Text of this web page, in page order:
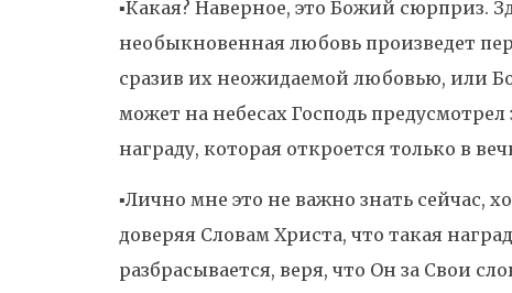
▪️Какая? Наверное, это Божий сюрприз.
необыкновенная любовь произведет
сразив их неожидаемой любовью, или
может на небесах Господь
награду, которая откроется только в
▪️Лично мне это не важно знать сейчас,
доверяя Словам Христа, что такая
разбрасывается, веря, что Он за Свои